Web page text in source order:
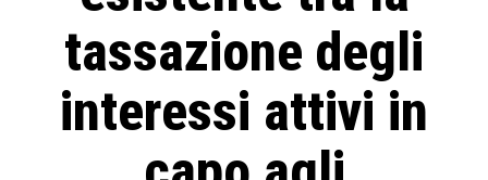
tassazione degli
interessi attivi in